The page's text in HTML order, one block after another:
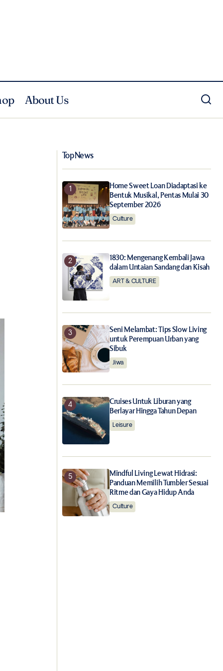
About Us
Top News
Home Sweet Loan Diadaptasi ke
Bentuk Musikal, Pentas Mulai 30
September 2026
Culture
1830: Mengenang Kembali Jawa
dalam Untaian Sandang dan Kisah
ART & CULTURE
Seni Melambat: Tips Slow Living
untuk Perempuan Urban yang
Sibuk
Jiwa
Cruises Untuk Liburan yang
Berlayar Hingga Tahun Depan
Leisure
Mindful Living Lewat Hidrasi:
Panduan Memilih Tumbler Sesuai
Ritme dan Gaya Hidup Anda
Culture